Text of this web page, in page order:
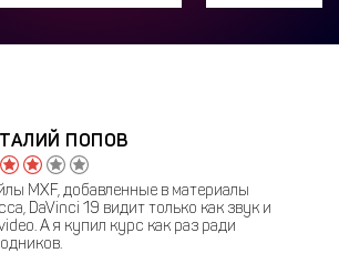
ПОПОВ
MXF, добавленные в материалы
DaVinci 19 видит только как звук и
А я купил курс как раз ради